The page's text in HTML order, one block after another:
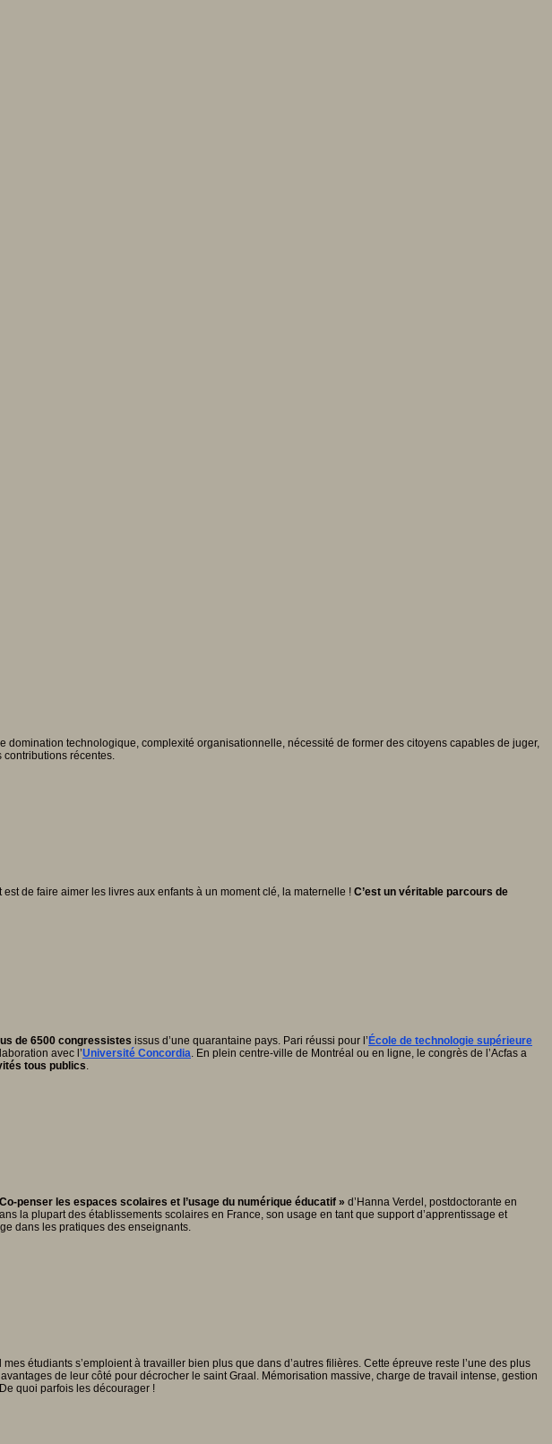
technologique, complexité organisationnelle, nécessité de former des citoyens capables de juger,
récentes.
de faire aimer les livres aux enfants à un moment clé, la maternelle ! C’est un véritable parcours de
de 6500 congressistes issus d’une quarantaine pays. Pari réussi pour l’ École de technologie supérieure
avec l’Université Concordia. En plein centre-ville de Montréal ou en ligne, le congrès de l’Acfas a
tous publics.
penser les espaces scolaires et l’usage du numérique éducatif » d’Hanna Verdel, postdoctorante en
la plupart des établissements scolaires en France, son usage en tant que support d’apprentissage et
dans les pratiques des enseignants.
étudiants s’emploient à travailler bien plus que dans d’autres filières. Cette épreuve reste l’une des plus
de leur côté pour décrocher le saint Graal. Mémorisation massive, charge de travail intense, gestion
quoi parfois les décourager !